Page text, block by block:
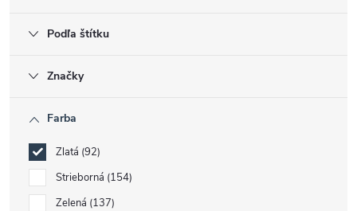
Podľa štítku
Značky
Farba
Zlatá 92
Strieborná 154
Zelená 137